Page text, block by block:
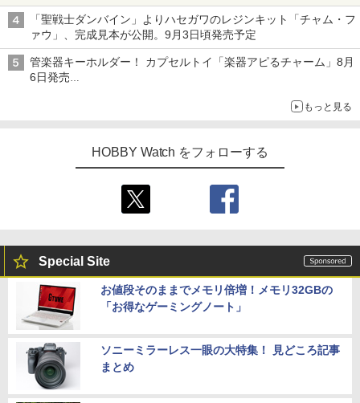
「聖戦士ダンバイン」よりハセガワのレジンキット「チャム・フ
ァウ」、完成見本が公開。9月3日頃発売予定
管楽器キーホルダー！ カプセルトイ「楽器アピるチャーム」8月
6日発売
もっと見る
HOBBY Watch をフォローする
Special Site
お値段そのままでメモリ倍増！メモリ32GBの
「お得なゲーミングノート」
ソニーミラーレス一眼の大特集！ 見どころ記事
まとめ